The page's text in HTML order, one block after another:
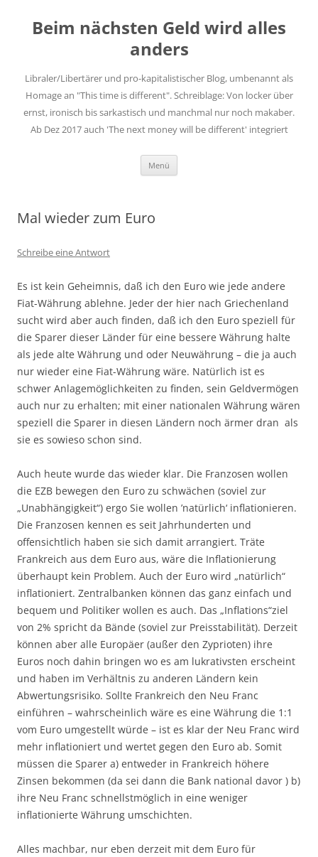
springen
Beim nächsten Geld wird alles
anders
Libraler/Libertärer und pro-kapitalistischer Blog, umbenannt als
Homage an "This time is different". Schreiblage: Von locker über
ernst, ironisch bis sarkastisch und manchmal nur noch makaber.
Ab Dez 2017 auch 'The next money will be different' integriert
Menü
Mal wieder zum Euro
Schreibe eine Antwort
Es ist kein Geheimnis, daß ich den Euro wie jede andere
Fiat-Währung ablehne. Jeder der hier nach Griechenland
sucht wird aber auch finden, daß ich den Euro speziell für
die Sparer dieser Länder für eine bessere Währung halte
als jede alte Währung und oder Neuwährung – die ja auch
nur wieder eine Fiat-Währung wäre. Natürlich ist es
schwer Anlagemöglichkeiten zu finden, sein Geldvermögen
auch nur zu erhalten; mit einer nationalen Währung wären
speziell die Sparer in diesen Ländern noch ärmer dran als
sie es sowieso schon sind.
Auch heute wurde das wieder klar. Die Franzosen wollen
die EZB bewegen den Euro zu schwächen (soviel zur
„Unabhängigkeit“) ergo Sie wollen ’natürlich‘ inflationieren.
Die Franzosen kennen es seit Jahrhunderten und
offensichtlich haben sie sich damit arrangiert. Träte
Frankreich aus dem Euro aus, wäre die Inflationierung
überhaupt kein Problem. Auch der Euro wird „natürlich“
inflationiert. Zentralbanken können das ganz einfach und
bequem und Politiker wollen es auch. Das „Inflations“ziel
von 2% spricht da Bände (soviel zur Preisstabilität). Derzeit
können aber alle Europäer (außer den Zyprioten) ihre
Euros noch dahin bringen wo es am lukrativsten erscheint
und haben im Verhältnis zu anderen Ländern kein
Abwertungsrisiko. Sollte Frankreich den Neu Franc
einführen – wahrscheinlich wäre es eine Währung die 1:1
vom Euro umgestellt würde – ist es klar der Neu Franc wird
mehr inflationiert und wertet gegen den Euro ab. Somit
müssen die Sparer a) entweder in Frankreich höhere
Zinsen bekommen (da sei dann die Bank national davor ) b)
ihre Neu Franc schnellstmöglich in eine weniger
inflationierte Währung umschichten.
Alles machbar, nur eben derzeit mit dem Euro für